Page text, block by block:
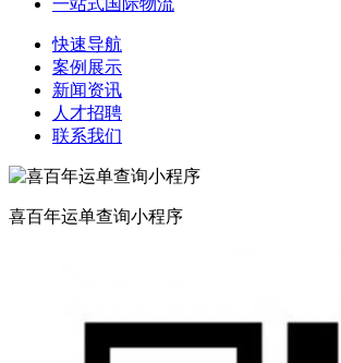
一站式国际物流
快速导航
案例展示
新闻资讯
人才招聘
联系我们
喜百年运单查询小程序